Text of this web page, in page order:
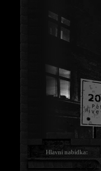
Hlavní nabídka: